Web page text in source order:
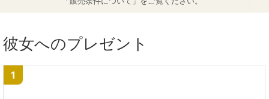
彼女へのプレゼント
1